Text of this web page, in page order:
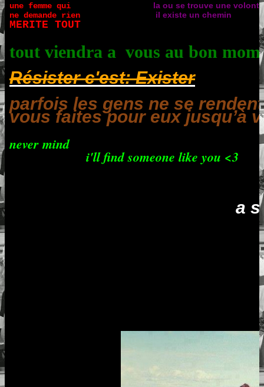
une femme qui
la ou se trouve une
ne demande rien
il existe un chemin
MERITE TOUT
tout viendra a vous au bon
Résister c'est: Exister
parfois les gens ne se
vous faites pour eux jusqu’à
never mind
i'll find someone like you <3
a suivre